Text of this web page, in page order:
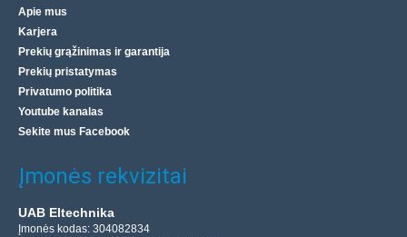
Apie mus
Karjera
Prekių grąžinimas ir garantija
Prekių pristatymas
Privatumo politika
Youtube kanalas
Sekite mus Facebook
Įmonės rekvizitai
UAB Eltechnika
Įmonės kodas: 304082834